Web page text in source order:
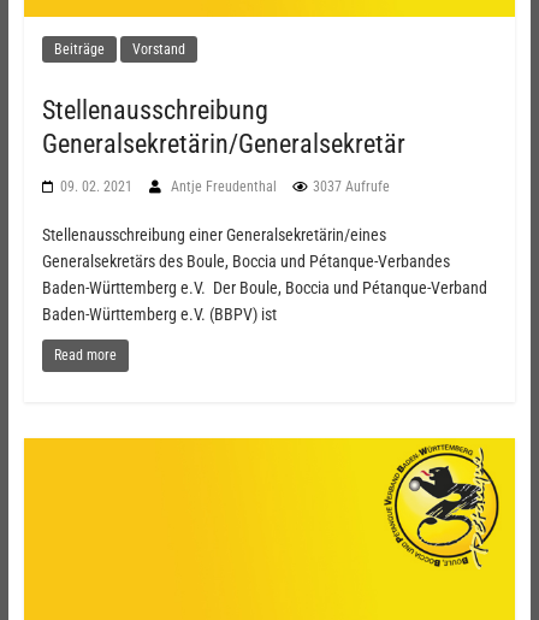
Beiträge Vorstand
Stellenausschreibung
Generalsekretärin/Generalsekretär
09. 02. 2021 Antje Freudenthal 3037 Aufrufe
Stellenausschreibung einer Generalsekretärin/eines
Generalsekretärs des Boule, Boccia und Pétanque-Verbandes
Baden-Württemberg e.V. Der Boule, Boccia und Pétanque-Verband
Baden-Württemberg e.V. (BBPV) ist
Read more